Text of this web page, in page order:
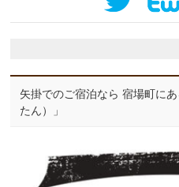
矢掛でのご宿泊なら 宿場町に
たん）」